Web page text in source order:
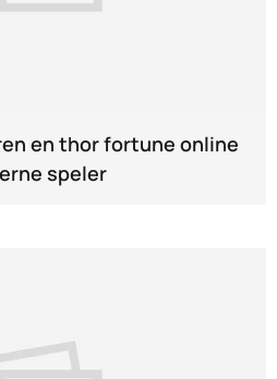
en thor fortune online
speler